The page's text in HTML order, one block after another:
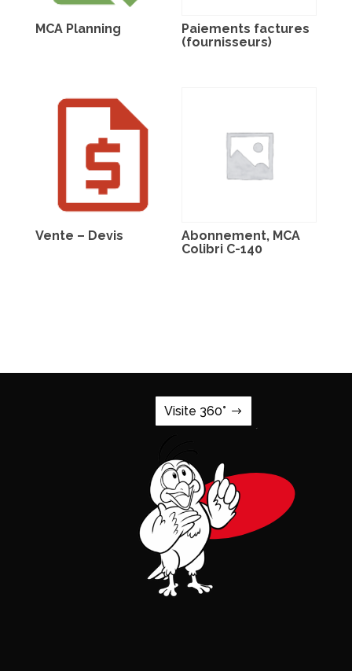
MCA Planning
Paiements factures
(fournisseurs)
Vente – Devis
Abonnement, MCA
Colibri C-140
Visite 360°